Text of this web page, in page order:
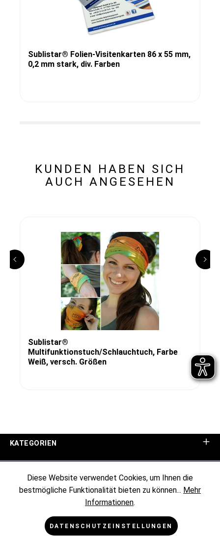
Sublistar® Folien-Visitenkarten 86 x 55 mm,
0,2 mm stark, div. Farben
KUNDEN HABEN SICH
AUCH ANGESEHEN
Sublistar®
Multifunktionstuch/Schlauchtuch, Farbe
Weiß, versch. Größen
KATEGORIEN
KUNDENINFORMATIONEN
RECHTLICHES
Diese Website verwendet Cookies, um Ihnen die
bestmögliche Funktionalität bieten zu können... Mehr
Informationen.
DATENSCHUTZEINSTELLUNGEN